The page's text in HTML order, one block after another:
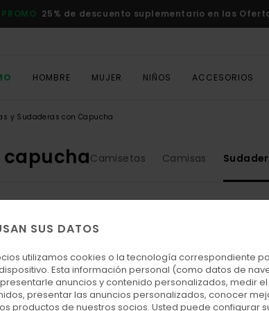
PROMO 25% de descuento suplementario en las
HOMBRE MUJER NIÑOS ACCESORIOS
y Sudaderas con Capucha
Camisetas Camisas
SUS DATOS
utilizamos cookies o la tecnología correspondiente
Esta información personal (como datos de
anuncios y contenido personalizados, medir
presentar las anuncios personalizados, conocer
productos de nuestros socios. Usted puede configurar